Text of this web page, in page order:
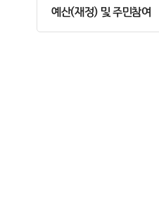
예산(재정) 및 주민참여